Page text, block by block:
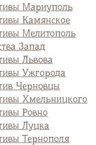
Мариуполь
Камянское
Мелитополь
Запад
Львова
Ужгорода
Черновцы
Хмельницкого
Ровно
Луцка
Тернополя